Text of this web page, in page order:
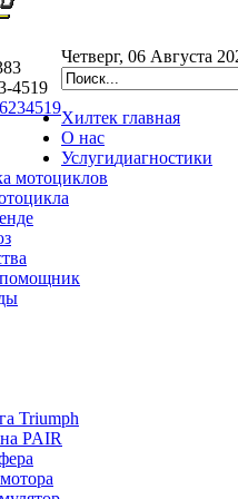
4519
Четверг, 06 Августа
Хилтек главная
О нас
Услугидиагностики
мотоциклов
помощник
Triumph
PAIR